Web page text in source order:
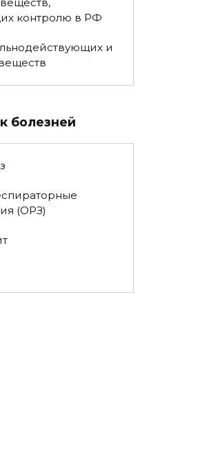
контролю в РФ
и
болезней
(ОРЗ)